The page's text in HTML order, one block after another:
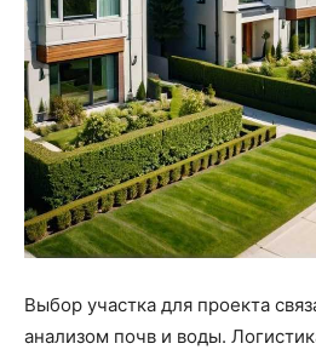
Выбор участка для проекта
анализом почв и воды.